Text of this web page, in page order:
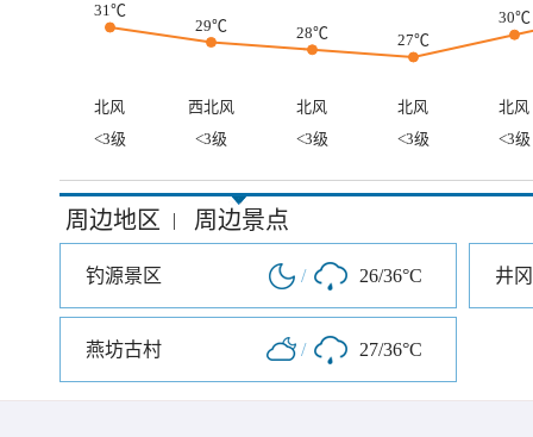
31℃
29℃
28℃ 27℃
30℃
北风 西北风 北风 北风
北风
<3级
<3级 <3级 <3级 <3级
周边地区 | 周边景点
钓源景区 / 26/36°C 井
燕坊古村 / 27/36°C